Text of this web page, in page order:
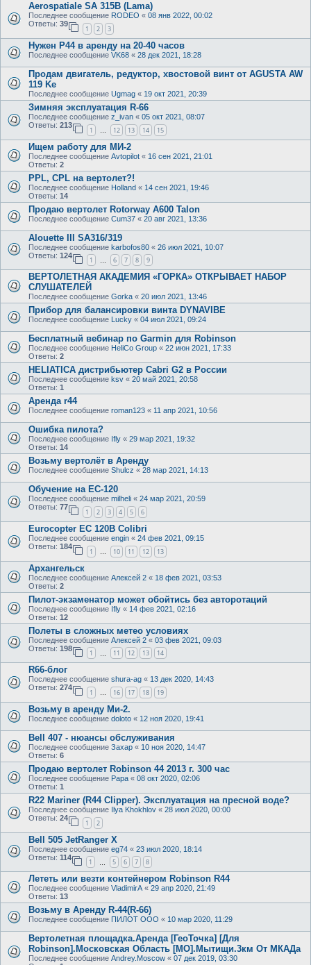
Aerospatiale SA 315B (Lama)
Последнее сообщение RODEO « 08 янв 2022, 00:02
Ответы: 39
1 2 3
Нужен Р44 в аренду на 20-40 часов
Последнее сообщение VK68 « 28 дек 2021, 18:28
Продам двигатель, редуктор, хвостовой винт от AGUSTA AW
119 Ke
Последнее сообщение Ugmag « 19 окт 2021, 20:39
Зимняя эксплуатация R-66
Последнее сообщение z_ivan « 05 окт 2021, 08:07
Ответы: 213
1 … 12 13 14 15
Ищем работу для МИ-2
Последнее сообщение Avtopilot « 16 сен 2021, 21:01
Ответы: 2
PPL, CPL на вертолет?!
Последнее сообщение Holland « 14 сен 2021, 19:46
Ответы: 14
Продаю вертолет Rotorway A600 Talon
Последнее сообщение Cum37 « 20 авг 2021, 13:36
Alouette III SA316/319
Последнее сообщение karbofos80 « 26 июл 2021, 10:07
Ответы: 124
1 6 7 8 9
ВЕРТОЛЕТНАЯ АКАДЕМИЯ «ГОРКА» ОТКРЫВАЕТ НАБОР
СЛУШАТЕЛЕЙ
Последнее сообщение Gorka « 20 июл 2021, 13:46
Прибор для балансировки винта DYNAVIBE
Последнее сообщение Lucky « 04 июл 2021, 09:24
Бесплатный вебинар по Garmin для Robinson
Последнее сообщение HeliCo Group « 22 июн 2021, 17:33
Ответы: 2
HELIATICA дистрибьютер Cabri G2 в России
Последнее сообщение ksv « 20 май 2021, 20:58
Ответы: 1
Аренда r44
Последнее сообщение roman123 « 11 апр 2021, 10:56
Ошибка пилота?
Последнее сообщение Ifly « 29 мар 2021, 19:32
Ответы: 14
Возьму вертолёт в Аренду
Последнее сообщение Shulcz « 28 мар 2021, 14:13
Обучение на ЕС-120
Последнее сообщение milheli « 24 мар 2021, 20:59
Ответы: 77
1 2 3 4 5 6
Eurocopter EC 120B Colibri
Последнее сообщение engin « 24 фев 2021, 09:15
Ответы: 184
1 … 10 11 12 13
Архангельск
Последнее сообщение Алексей 2 « 18 фев 2021, 03:53
Ответы: 2
Пилот-экзаменатор может обойтись без авторотаций
Последнее сообщение Ifly « 14 фев 2021, 02:16
Ответы: 12
Полеты в сложных метео условиях
Последнее сообщение Алексей 2 « 03 фев 2021, 09:03
Ответы: 198
1 11 12 13 14
R66-блог
Последнее сообщение shura-ag « 13 дек 2020, 14:43
Ответы: 274
1 … 16 17 18 19
Возьму в аренду Ми-2.
Последнее сообщение doloto « 12 ноя 2020, 19:41
Bell 407 - нюансы обслуживания
Последнее сообщение Захар « 10 ноя 2020, 14:47
Ответы: 6
Продаю вертолет Robinson 44 2013 г. 300 час
Последнее сообщение Papa « 08 окт 2020, 02:06
Ответы: 1
R22 Mariner (R44 Clipper). Эксплуатация на пресной воде?
Последнее сообщение Ilya Khokhlov « 28 июл 2020, 00:00
Ответы: 24
1 2
Bell 505 JetRanger X
Последнее сообщение eg74 « 23 июл 2020, 18:14
Ответы: 114
1 5 6 7 8
Лететь или везти контейнером Robinson R44
Последнее сообщение VladimirA « 29 апр 2020, 21:49
Ответы: 13
Возьму в Аренду R-44(R-66)
Последнее сообщение ПИЛОТ ООО « 10 мар 2020, 11:29
Вертолетная площадка.Аренда [ГеоТочка] [Для
Robinson].Московская Область [МО].Мытищи.3км От МКАДа
Последнее сообщение Andrey.Moscow « 07 дек 2019, 03:30